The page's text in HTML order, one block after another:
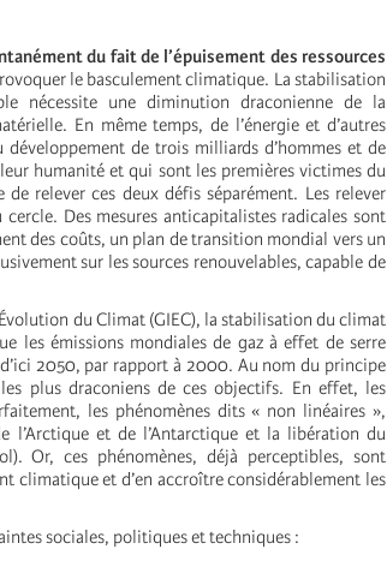
du fait de l’épuisement des ressources
le basculement climatique. La stabilisation
nécessite une diminution draconienne de la
En même temps, de l’énergie et d’autres
de trois milliards d’hommes et de
humanité et qui sont les premières victimes du
relever ces deux défis séparément. Les relever
Des mesures anticapitalistes radicales sont
des coûts, un plan de transition mondial vers un
sur les sources renouvelables, capable de
du Climat (GIEC), la stabilisation du climat
les émissions mondiales de gaz à effet de serre
2050, par rapport à 2000. Au nom du principe
plus draconiens de ces objectifs. En effet, les
les phénomènes dits « non linéaires »,
l’Arctique et de l’Antarctique et la libération du
Or, ces phénomènes, déjà perceptibles, sont
climatique et d’en accroître considérablement les
sociales, politiques et techniques :